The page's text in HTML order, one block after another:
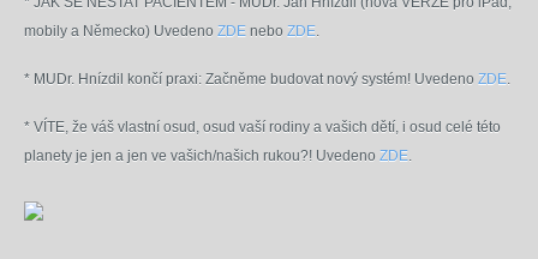
mobily a Německo) Uvedeno ZDE nebo ZDE.
* MUDr. Hnízdil končí praxi: Začněme budovat nový systém! Uvedeno ZDE.
* VÍTE, že váš vlastní osud, osud vaší rodiny a vašich dětí, i osud celé této
planety je jen a jen ve vašich/našich rukou?! Uvedeno ZDE.